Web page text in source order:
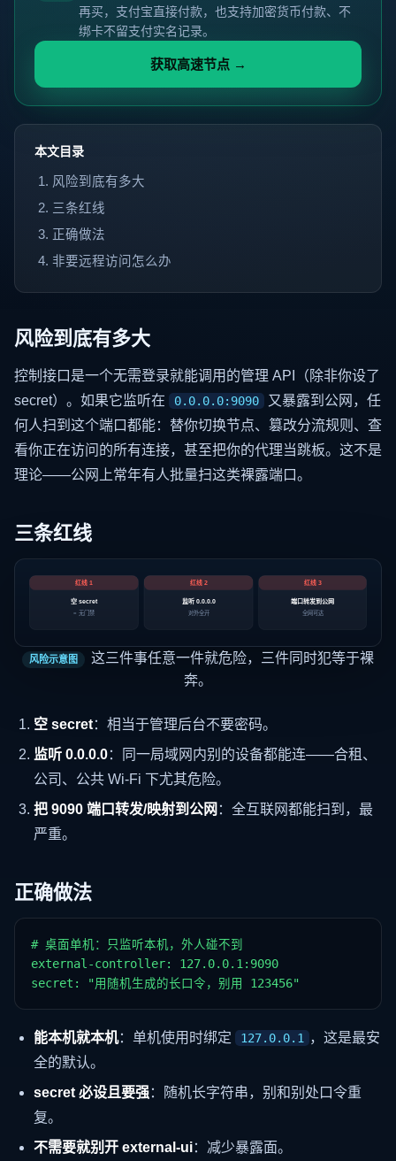
再买，支付宝直接付款，也支持加密货币付款、不
绑卡不留支付实名记录。
获取高速节点 →
本文目录
风险到底有多大
三条红线
正确做法
非要远程访问怎么办
风险到底有多大
控制接口是一个无需登录就能调用的管理 API（除非你设了
secret）。如果它监听在
0.0.0.0:9090
又暴露到公网，任
何人扫到这个端口都能：替你切换节点、篡改分流规则、查
看你正在访问的所有连接，甚至把你的代理当跳板。这不是
理论——公网上常年有人批量扫这类裸露端口。
三条红线
红线 1
空 secret
= 无门禁
红线 2
监听 0.0.0.0
对外全开
红线 3
端口转发到公网
全网可达
风险示意图
这三件事任意一件就危险，三件同时犯等于裸
奔。
空 secret：相当于管理后台不要密码。
监听 0.0.0.0：同一局域网内别的设备都能连——合租、
公司、公共 Wi-Fi 下尤其危险。
把 9090 端口转发/映射到公网 ：全互联网都能扫到，最
严重。
正确做法
# 桌面单机：只监听本机，外人碰不到
external-controller: 127.0.0.1:9090
secret: "用随机生成的长口令，别用 123456"
能本机就本机：单机使用时绑定 127.0.0.1
，这是最安
全的默认。
secret 必设且要强：随机长字符串，别和别处口令重
复。
不需要就别开 external-ui：减少暴露面。